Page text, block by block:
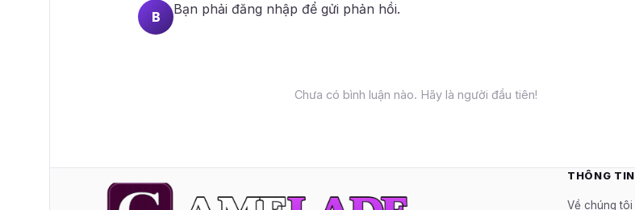
B Bạn phải đăng nhập để gửi phản hồi.
Chưa có bình luận nào. Hãy là người đầu tiên!
THÔNG TIN
Về chúng tôi